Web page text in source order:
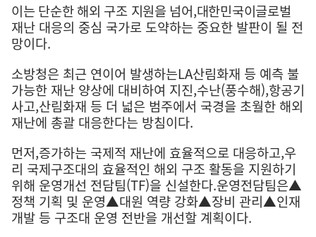
이는 단순한 해외 구조 지원을 넘어,대한민국이글로벌
재난 대응의 중심 국가로 도약하는 중요한 발판이 될 전
망이다.
소방청은 최근 연이어 발생하는LA산림화재 등 예측 불
가능한 재난 양상에 대비하여 지진,수난(풍수해),항공기
사고,산림화재 등 더 넓은 범주에서 국경을 초월한 해외
재난에 총괄 대응한다는 방침이다.
먼저,증가하는 국제적 재난에 효율적으로 대응하고,우
리 국제구조대의 효율적인 해외 구조 활동을 지원하기
위해 운영개선 전담팀(TF)을 신설한다.운영전담팀은▲
정책 기획 및 운영▲대원 역량 강화▲장비 관리▲인재
개발 등 구조대 운영 전반을 개선할 계획이다.